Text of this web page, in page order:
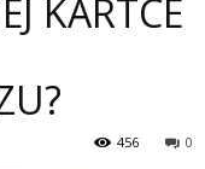
KARTCE
0
456